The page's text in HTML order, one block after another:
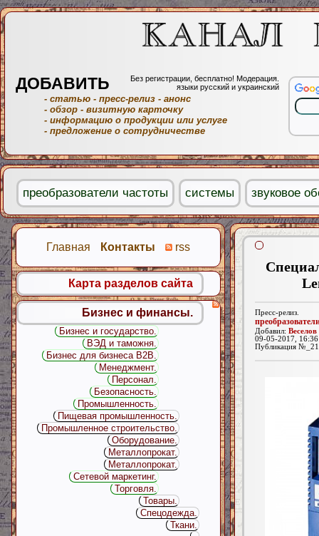
Пресс-релиз.
Добавил:
09-05-2017,
Публикация
Главная Контакты rss
Карта разделов сайта
Бизнес и финансы.
Бизнес и государство.
ВЭД и таможня.
Бизнес для бизнеса B2B.
Менеджмент.
Персонал.
Безопасность.
Промышленность.
Пищевая промышленность.
Промышленное строительство.
Оборудование.
Металлопрокат.
Металлопрокат.
Сетевой маркетинг.
Торговля.
Товары.
Спецодежда.
Ткани.
ДОБАВИТЬ
Без регистрации, бесплатно! Модерация.
языки русский и украинский
- статью - пресс-релиз - анонс
- обзор - визитную карточку
- информацию о продукции или услуге
- предложение о сотрудничестве
преобразователи частоты системы звуковое